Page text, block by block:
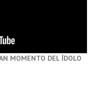
MOMENTO DEL ÍDOLO